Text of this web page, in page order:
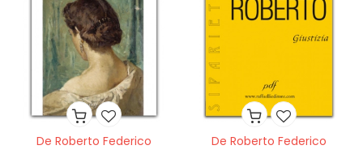
De Roberto Federico
De Roberto Federico